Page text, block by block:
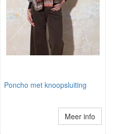
Poncho met knoopsluiting
Meer info